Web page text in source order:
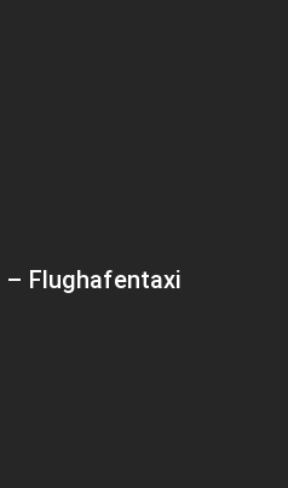
– Flughafentaxi